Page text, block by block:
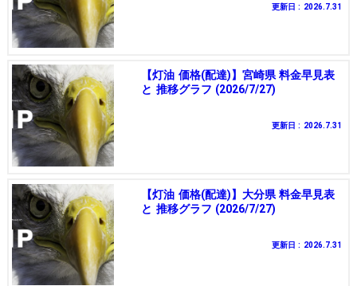
更新日 : 2026.7.31
【灯油 価格(配達)】宮崎県 料金早見表
と 推移グラフ (2026/7/27)
更新日 : 2026.7.31
【灯油 価格(配達)】大分県 料金早見表
と 推移グラフ (2026/7/27)
更新日 : 2026.7.31